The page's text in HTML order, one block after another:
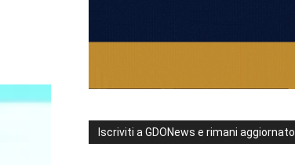
Iscriviti a GDONews e rimani aggiornato